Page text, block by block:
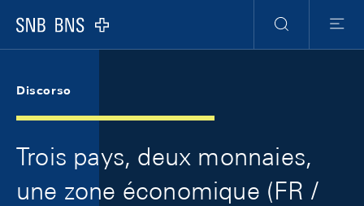
Logo
Ricerca
Menu
Discorso
Trois pays, deux monnaies,
une zone économique (FR /